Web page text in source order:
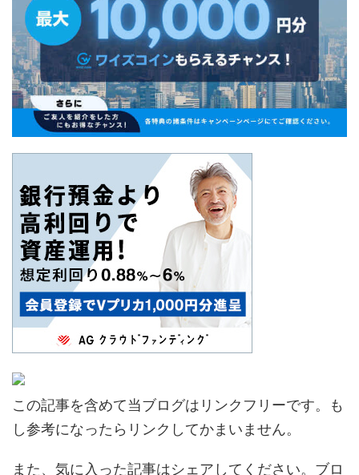
この記事を含めて当ブログはリンクフリーです。も
し参考になったらリンクしてかまいません。
また、気に入った記事はシェアしてください。ブロ